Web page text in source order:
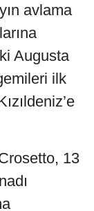
avlama
Augusta
ilk
13